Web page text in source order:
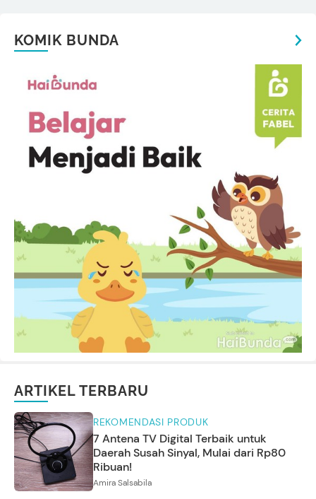
KOMIK BUNDA
ARTIKEL TERBARU
REKOMENDASI PRODUK
7 Antena TV Digital Terbaik untuk
Daerah Susah Sinyal, Mulai dari Rp80
Ribuan!
Amira Salsabila